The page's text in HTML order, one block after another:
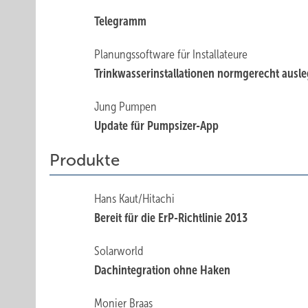
Telegramm
Planungssoftware für Installateure
Trinkwasserinstallationen normgerecht
Jung Pumpen
Update für Pumpsizer-App
Produkte
Hans Kaut/Hitachi
Bereit für die ErP-Richtlinie 2013
Solarworld
Dachintegration ohne Haken
Monier Braas